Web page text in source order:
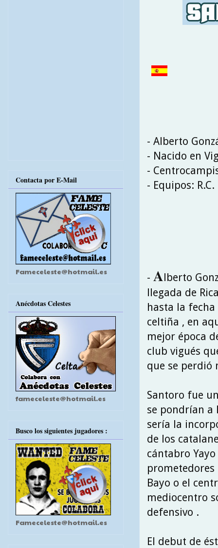
- Alberto
- Nacido en
-
- Equipos:
- Alberto
llegada de
hasta la
celtiña , en
mejor época
club vigués
que se perdió
Santoro fue
se pondrían a
sería la
de los
cántabro
prometedores
Bayo o el
mediocentro
defensivo .
El debut de
Contacta por E-Mail
Fameceleste@hotmail.es
Anécdotas Celestes
fameceleste@hotmail.es
Busco los siguientes jugadores :
Fameceleste@hotmail.es